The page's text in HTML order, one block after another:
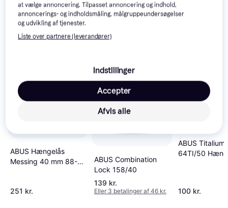
interesser. Vis alle
ABUS Hængelås
Messing 40 mm 88-
251 kr.
ABUS Combination
Lock 158/40
139 kr.
Eller 3 betalinger af 46 kr.
ABUS Titalium
64TI/50
100 kr.
at vælge annoncering. Tilpasset annoncering og indhold,
annoncerings- og indholdsmåling, målgruppeundersøgelser
og udvikling af tjenester.
Liste over partnere (leverandører)
Indstillinger
Afvis alle
Accepter